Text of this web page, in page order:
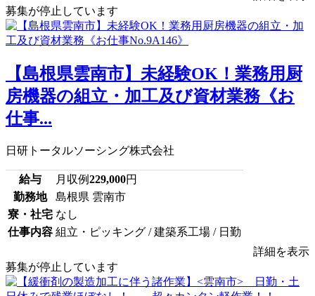
募集が停止しています
【島根県雲南市】未経験OK！業務用厨
房機器の組立・加工及び資材業務《お
仕事...
日研トータルソーシング株式会社
給与 月収例229,000円
勤務地
島根県 雲南市
寮・社宅 なし
仕事内容 組立・ピッキング / 建築系工場 / 日勤
詳細を表示
募集が停止しています